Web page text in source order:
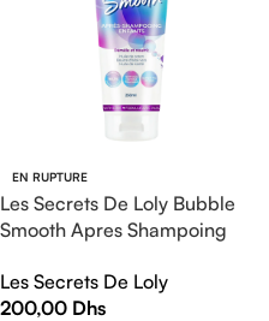
EN RUPTURE
Les Secrets De Loly Bubble
Smooth Apres Shampoing
Les Secrets De Loly
200,00 Dhs